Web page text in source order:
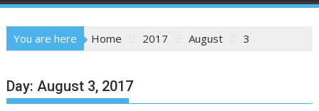
You are here Home 2017 August 3
Day:August 3, 2017